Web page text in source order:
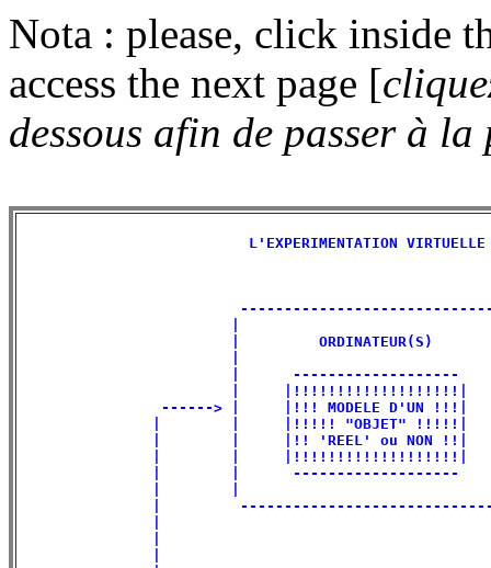
Nota : please, click inside
access the next page [
dessous afin de passer à la
|
|
|
------> |     |!!! MODELE
|        |     |!!!!!
|        |     |!! 'REEL' ou
|        |
|        |
|